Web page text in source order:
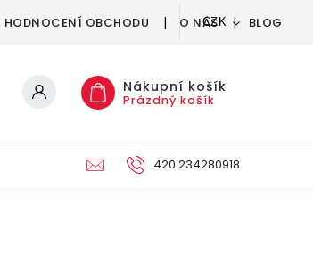
HODNOCENÍ OBCHODU O NÁS BLOG
CZK
Nákupní košík
Prázdný košík
DEKORACE
420 234280918